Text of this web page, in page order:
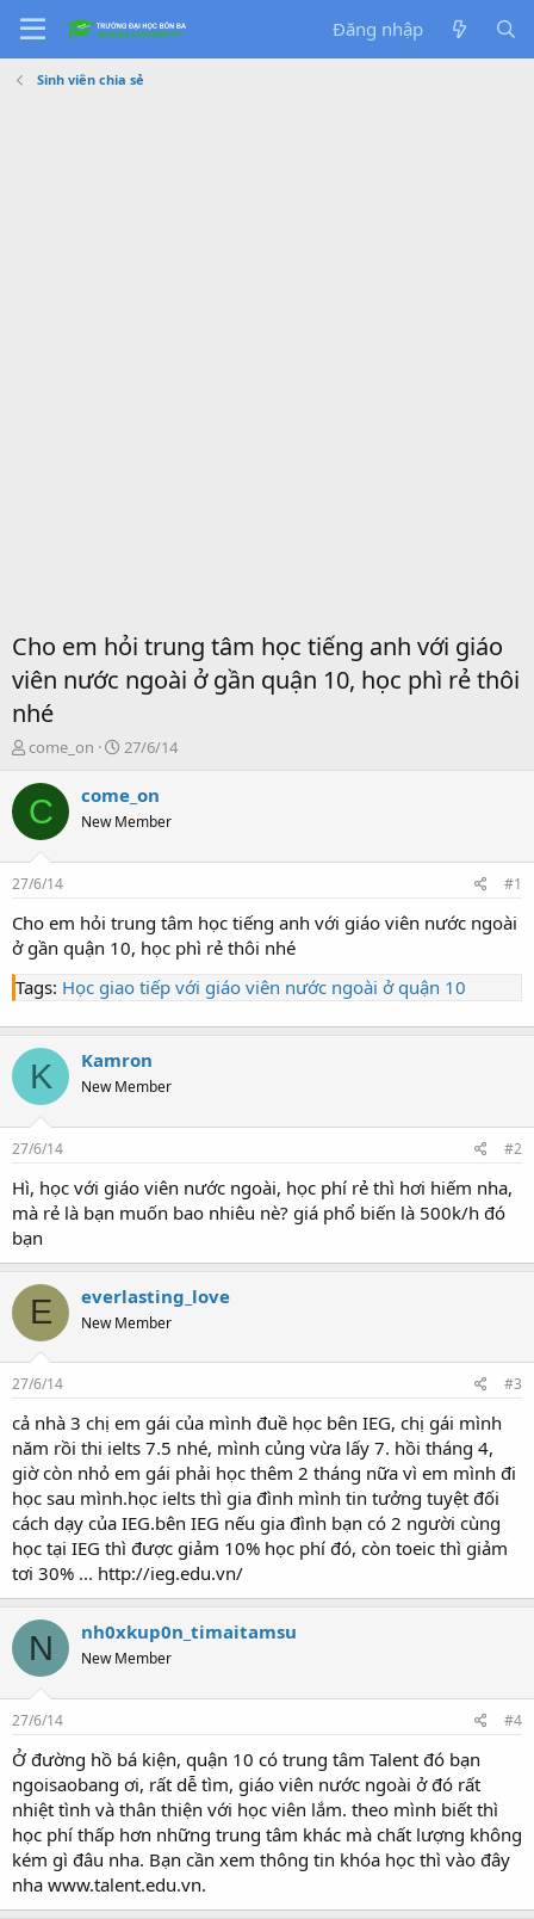
Đăng nhập
Sinh viên chia sẻ
Cho em hỏi trung tâm học tiếng anh với giáo
viên nước ngoài ở gần quận 10, học phì rẻ thôi
nhé
T
o
b
ở
come_on
S
a
t
e
27/6/14
C come_on
New Member
27/6/14 #1
Cho em hỏi trung tâm học tiếng anh với giáo viên nước ngoài
ở gần quận 10, học phì rẻ thôi nhé
Tags: Học giao tiếp với giáo viên nước ngoài ở quận 10
K Kamron
New Member
27/6/14 #2
Hì, học với giáo viên nước ngoài, học phí rẻ thì hơi hiếm nha,
mà rẻ là bạn muốn bao nhiêu nè? giá phổ biến là 500k/h đó
bạn
E everlasting_love
New Member
27/6/14 #3
cả nhà 3 chị em gái của mình đuề học bên IEG, chị gái mình
năm rồi thi ielts 7.5 nhé, mình củng vừa lấy 7. hồi tháng 4,
giờ còn nhỏ em gái phải học thêm 2 tháng nữa vì em mình đi
học sau mình.học ielts thì gia đình mình tin tưởng tuyệt đối
cách dạy của IEG.bên IEG nếu gia đình bạn có 2 người cùng
học tại IEG thì được giảm 10% học phí đó, còn toeic thì giảm
tơi 30% ... http://ieg.edu.vn/
N nh0xkup0n_timaitamsu
New Member
27/6/14 #4
Ở đường hồ bá kiện, quận 10 có trung tâm Talent đó bạn
ngoisaobang ơi, rất dễ tìm, giáo viên nước ngoài ở đó rất
nhiệt tình và thân thiện với học viên lắm. theo mình biết thì
học phí thấp hơn những trung tâm khác mà chất lượng không
kém gì đâu nha. Bạn cần xem thông tin khóa học thì vào đây
nha www.talent.edu.vn.